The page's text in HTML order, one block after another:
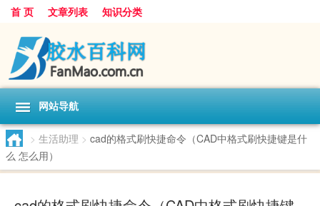
首 页 文章列表 知识分类
网站导航
> 生活助理 > cad的格式刷快捷命令（CAD中格式刷快捷键是什
么 怎么用）